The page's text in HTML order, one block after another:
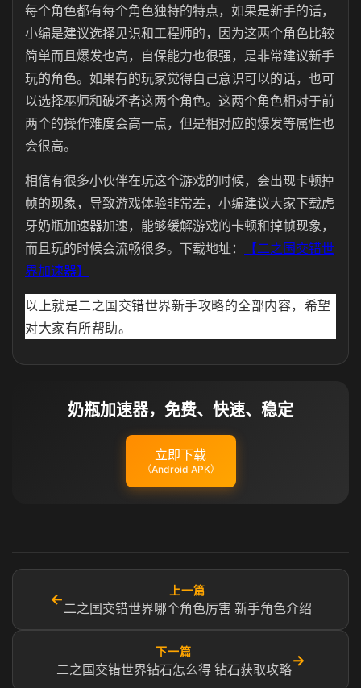
每个角色都有每个角色独特的特点，如果是新手的话，
小编是建议选择见识和工程师的，因为这两个角色比较
简单而且爆发也高，自保能力也很强，是非常建议新手
玩的角色。如果有的玩家觉得自己意识可以的话，也可
以选择巫师和破坏者这两个角色。这两个角色相对于前
两个的操作难度会高一点，但是相对应的爆发等属性也
会很高。
相信有很多小伙伴在玩这个游戏的时候，会出现卡顿掉
帧的现象，导致游戏体验非常差，小编建议大家下载虎
牙奶瓶加速器加速，能够缓解游戏的卡顿和掉帧现象，
而且玩的时候会流畅很多。下载地址：
【二之国交错世
界加速器】
以上就是二之国交错世界新手攻略的全部内容，希望
对大家有所帮助。
奶瓶加速器，免费、快速、稳定
立即下载
（Android APK）
←
上一篇
二之国交错世界哪个角色厉害 新手角色介绍
下一篇
二之国交错世界钻石怎么得 钻石获取攻略
→